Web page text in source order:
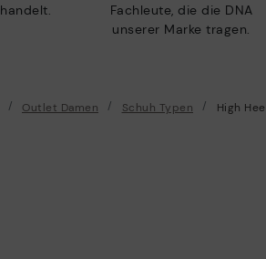
Fachleute, die die DNA
unserer Marke tragen.
Outlet Damen Schuh Typen High